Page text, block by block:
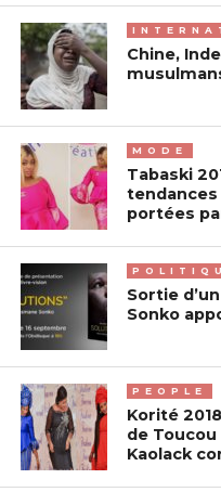
Chine,
MODE
Tabaski
tendances
portées
Sortie
Sonko
PEOPLE
Korité
de
Kaolack